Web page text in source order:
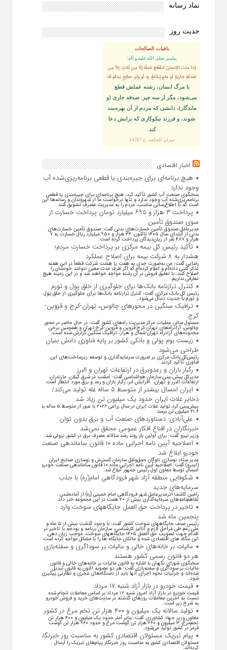
نماد رسانه
حدیث روز
باقیات الصالحات
پيامبر صلى‏ الله‏ عليه ‏و‏ آله:
إذا ماتَ الإنسانُ انقَطَعَ عَمَلُهُ إلاّ مِن ثَلاثٍ: إلاّ مِن
صَدَقَةٍ جاريَةٍ أو عِلمٍ يُنتَفَعُ بِهِ أو وَلَدٍ صالِحٍ يَدعُو لَهُ؛
با مرگ انسان، رشته عملش قطع
مى‌شود، مگر از سه چيز: صدقه جارى (و
ماندگار)، دانشى كه مردم از آن بهره‏‌مند
شوند، و فرزند نيكوكارى كه برايش دعا
كند.
ميزان الحكمه، ح 14287
اخبار اقتصادی
هیچ برنامه‌ای برای جیره‌بندی یا قطعی برنامه‌ریزی‌شده آب
وجود ندارد
سخنگوی صنعت آب کشور تأکید کرد: هیچ برنامه‌ای برای جیره‌بندی یا قطعی
برنامه‌ریزی‌شده آب وجود ندارد و تنها درخواست ما از شهروندان و رسانه‌ها این
است که با اطلاع‌رسانی مناسب، مردم را به مدیریت مصرف تشویق کنند.
پرداخت ۳ هزار و ۶۹۵ میلیارد تومان پرداخت خسارت از
سوی صندوق تأمین
مدیرعامل صندوق تأمین خسارت‌های بدنی گفت: صندوق تأمین خسارت‌های
بدنی از ابتدای سال ۱۴۰۵ تاکنون، ۳۶ هزار و ۹۵۰ میلیارد ریال خسارت به ۷
هزار و ۴۸۷ نفر از زیان‌دیدگان پرداخت کرده است.
تأکید رئیس کل بیمه مرکزی بر پرداخت خسارت مردم؛
هشدار به ۸ شرکت‌ بیمه برای اصلاح عملکرد
رضایی گفت: من به‌صورت جدی به هفت یا هشت شرکت قطعاً در این هفته
تذکر کتبی داده‌ام و اعلام کرده‌ام که اگر ظرف مدت معین نتوانند خودشان را
اصلاح کنند، با تعلیق فروش در آن رشته مواجه خواهند شد و در این زمینه هیچ
تعارفی نداریم.
کنترل ترازنامه بانک‌ها برای جلوگیری از خلق پول و تورم
رئیس کل بانک مرکزی گفت: کنترل ترازنامه بانک‌ها برای جلوگیری از خلق پول
و تورم با جدیت دنبال می‌شود.
ترافیک سنگین در محورهای چالوس، تهران-کرج و قزوین-
کرج
مسئول سالن عملیات مرکز مدیریت راه‌های کشور گفت: در حال حاضر در محور
چالوس، آزادراه‌های تهران-کرج-قزوین و قزوین-کرج-تهران و همچنین برخی
محدوده‌های آزادراه تهران-شمال و هراز، ترافیک سنگین گزارش شده است.
زیست بوم پولی و بانکی کشور بر پایه فناوری دانش بنیان
طراحی می‌شود
رئیس‌کل بانک مرکزی بر ضرورت سرمایه‌گذاری و توسعه زیرساخت‌های این
فناوری تأکید کردند.
رگبار باران و رعدوبرق در ارتفاعات تهران و البرز
مدیرکل پیش بینی سازمان هواشناسی گفت: امشب در شرق گیلان، مازندران،
ارتفاعات البرز و تهران، افزایش ابر، رگبار باران و رعد و برق مورد انتظار است.
ایران امسال بیشتر از متوسط ۵ ساله غله تولید می‌کند/
ذخایر غلات ایران حدود یک میلیون تن زیاد شد
پیش‌بینی کرد تولید غلات ایران در سال زراعی ۲۰۲۶ با عبور از متوسط ۵ ساله به
۲۱.۶ میلیون تن برسد.
علی‌آبادی: دستاورد‌های صنعت آب و برق بدون توان
خبرنگاران در اقناع افکار عمومی محقق نمی‌شد
وزیر نیرو گفت: برای اولین بار روند رشد سالانه مصرف برق در کشور نزولی شد.
اصلاحیه آیین نامه اجرایی ماده ۱۰ قانون ساماندهی صنعت
خودرو ابلاغ شد
مدیر ستاد نوسازی ناوگان حمل‌ونقل سازمان گسترش و نوسازی صنایع ایران
(ایدرو) گفت: اصلاحیه آیین نامه اجرایی ماده ۱۰ قانون ساماندهی صنعت خودرو
امسال توسط معاون اول رئیس جمهور ابلاغ شد.
شکوفایی منطقه آزاد شهر فرودگاهی امام(ره) با جذب
سرمایه‌های جدید
رامین کاشف اذرمدیرعامل شهر فرودگاهی امام خمینی (ره) از آماده‌شدن
تفاهم‌نامه‌های سرمایه‌گذاری بیش از ۲۰ همت در این مجموعه خبر داد.
تاخیر در پرداخت حق العمل جایگاههای سوخت وارد
پنجمین ماه شد
رئیس صنف جایگاههای سوخت کشور گفت: با وجود گذشت بیش از ۵ ماه و
علی رغم طی مراحل لازم و آنالیز کارشناسی، سازمان برنامه و بودجه با تاخیر در
اقدام جهت تصویب حق العمل ۱۴۰۵ جایگاههای سوخت، موجب زیان دهی
این بنگاه های اقتصادی شده و مالکان جایگاه ها را با مشکل مواجه کرده است.
مالیات بر خانه‌های خالی و مالیات بر سوداگری و سفته‌بازی
هر دو قانون رسمی کشور هستند
سخنگوی شورای نگهبان با اشاره به قانون مالیات بر خانه‌های خالی و قانون
مالیات بر سوداگری و سفته‌بازی گفت: هر دو مصوبه اکنون به قانون تبدیل
شده‌اند و جزئیات نحوه اجرای آنها باید از دستگاه‌های مجری و نظارتی پیگیری
شود.
قیمت خودرو در بازار آزاد شنبه ۱۷ مرداد
قیمت خودرو در بازار آزاد امروز شنبه ۱۷ مرداد بر اساس معاملات انجام شده
نسبت به آخرین معاملات روز‌های گذشته در سایت‌های خرید و فروش خودرو
به شرح زیر است.
تولید سالانه یک میلیون و ۴۰۰ هزار تن تخم مرغ در کشور
معاون وزیر جهاد کشاورزی گفت: بنابر آمار حدود یک میلیون و ۴۰۰ هزار تن
تخم‌مرغ، ۳ میلیون و ۲۶۰ هزار تن گوشت مرغ و حدود ۹۶۰ هزار تن گوشت
قرمز در کشور تولید می‌شود.
پیام تبریک مسئولان اقتصادی کشور به مناسبت روز خبرنگار
مسئولان اقتصادی کشور به مناسبت روز خبرنگار پیام‌های تبریک را ارسال
کرده‌اند.